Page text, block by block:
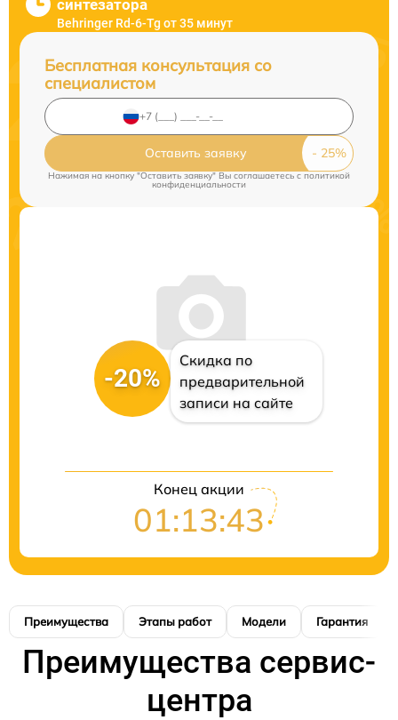
синтезатора
Behringer Rd-6-Tg от 35 минут
Бесплатная консультация со
специалистом
Оставить заявку
Нажимая на кнопку "Оставить заявку" Вы соглашаетесь cполитикой
конфиденциальности
-20%
Скидка по
предварительной
записи на сайте
Конец акции
01:13:42
Преимущества Этапы работ Модели Гарантия
Преимущества сервис-
центра